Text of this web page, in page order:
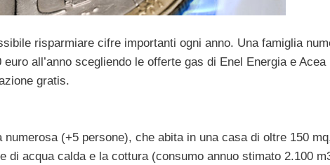
risparmiare cifre importanti ogni anno. Una famiglia
all’anno scegliendo le offerte gas di Enel Energia e Acea
gratis.
(+5 persone), che abita in una casa di oltre 150
di acqua calda e la cottura (consumo annuo stimato 2.100